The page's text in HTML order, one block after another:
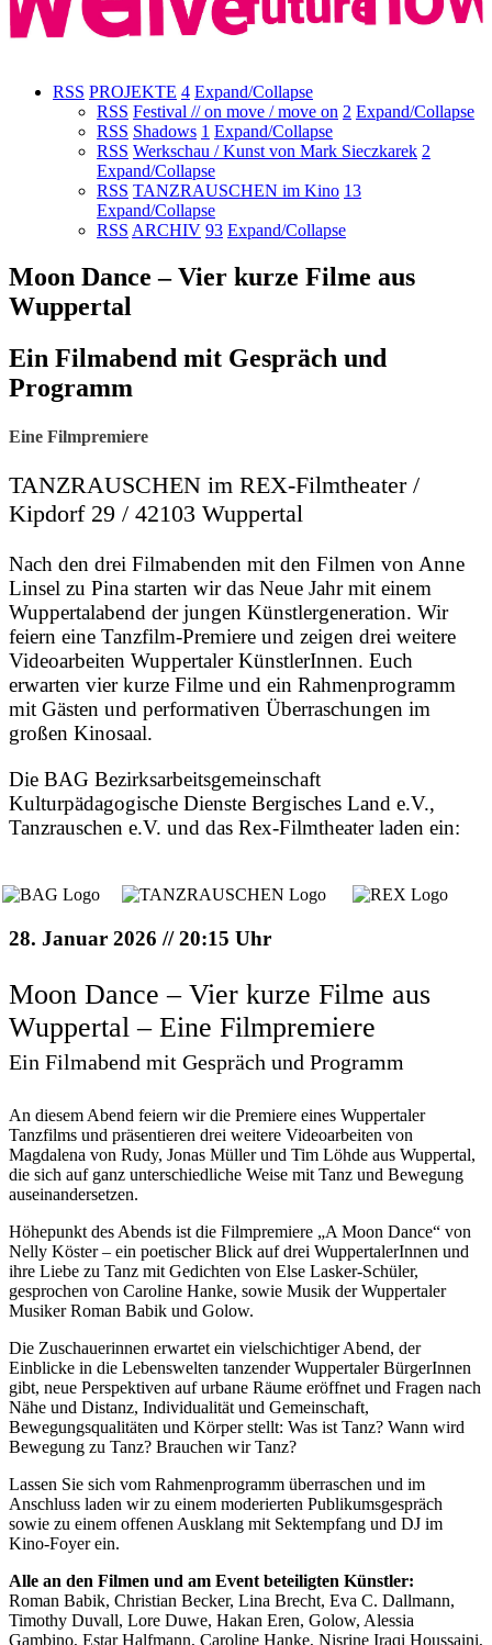
RSS PROJEKTE 4 Expand/Collapse
RSS Festival // on move / move on 2 Expand/Collapse
RSS Shadows 1 Expand/Collapse
RSS Werkschau / Kunst von Mark Sieczkarek 2
Expand/Collapse
RSS TANZRAUSCHEN im Kino 13
Expand/Collapse
RSS ARCHIV 93 Expand/Collapse
Moon Dance – Vier kurze Filme aus
Wuppertal
Ein Filmabend mit Gespräch und
Programm
Eine Filmpremiere
TANZRAUSCHEN im REX-Filmtheater /
Kipdorf 29 / 42103 Wuppertal
Nach den drei Filmabenden mit den Filmen von Anne
Linsel zu Pina starten wir das Neue Jahr mit einem
Wuppertalabend der jungen Künstlergeneration. Wir
feiern eine Tanzfilm-Premiere und zeigen drei weitere
Videoarbeiten Wuppertaler KünstlerInnen. Euch
erwarten vier kurze Filme und ein Rahmenprogramm
mit Gästen und performativen Überraschungen im
großen Kinosaal.
Die BAG Bezirksarbeitsgemeinschaft
Kulturpädagogische Dienste Bergisches Land e.V.,
Tanzrauschen e.V. und das Rex-Filmtheater laden ein:
28. Januar 2026 // 20:15 Uhr
Moon Dance – Vier kurze Filme aus
Wuppertal – Eine Filmpremiere
Ein Filmabend mit Gespräch und Programm
An diesem Abend feiern wir die Premiere eines Wuppertaler
Tanzfilms und präsentieren drei weitere Videoarbeiten von
Magdalena von Rudy, Jonas Müller und Tim Löhde aus Wuppertal,
die sich auf ganz unterschiedliche Weise mit Tanz und Bewegung
auseinandersetzen.
Höhepunkt des Abends ist die Filmpremiere „A Moon Dance“ von
Nelly Köster – ein poetischer Blick auf drei WuppertalerInnen und
ihre Liebe zu Tanz mit Gedichten von Else Lasker-Schüler,
gesprochen von Caroline Hanke, sowie Musik der Wuppertaler
Musiker Roman Babik und Golow.
Die Zuschauerinnen erwartet ein vielschichtiger Abend, der
Einblicke in die Lebenswelten tanzender Wuppertaler BürgerInnen
gibt, neue Perspektiven auf urbane Räume eröffnet und Fragen nach
Nähe und Distanz, Individualität und Gemeinschaft,
Bewegungsqualitäten und Körper stellt: Was ist Tanz? Wann wird
Bewegung zu Tanz? Brauchen wir Tanz?
Lassen Sie sich vom Rahmenprogramm überraschen und im
Anschluss laden wir zu einem moderierten Publikumsgespräch
sowie zu einem offenen Ausklang mit Sektempfang und DJ im
Kino-Foyer ein.
Alle an den Filmen und am Event beteiligten Künstler:
Roman Babik, Christian Becker, Lina Brecht, Eva C. Dallmann,
Timothy Duvall, Lore Duwe, Hakan Eren, Golow, Alessia
Gambino, Estar Halfmann, Caroline Hanke, Nisrine Iraqi Houssaini,